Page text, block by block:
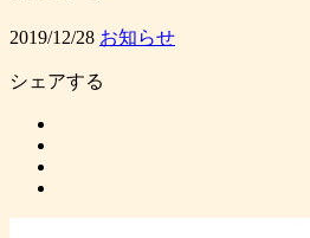
2019/12/28 お知らせ
シェアする